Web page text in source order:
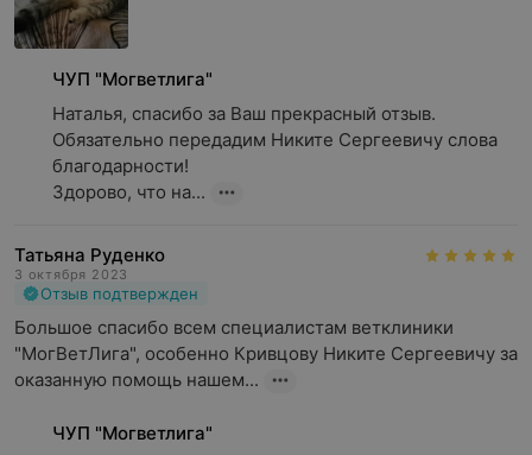
ЧУП "Могветлига"
Наталья, спасибо за Ваш прекрасный отзыв.
Обязательно передадим Никите Сергеевичу слова
благодарности!
Здорово, что на...
Татьяна Руденко
3 октября 2023
Отзыв подтвержден
Большое спасибо всем специалистам ветклиники
"МогВетЛига", особенно Кривцову Никите Сергеевичу за
оказанную помощь нашем...
ЧУП "Могветлига"